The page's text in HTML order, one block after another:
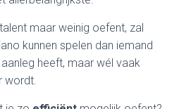
maar weinig oefent, zal
kunnen spelen dan iemand
heeft, maar wél vaak
wordt.